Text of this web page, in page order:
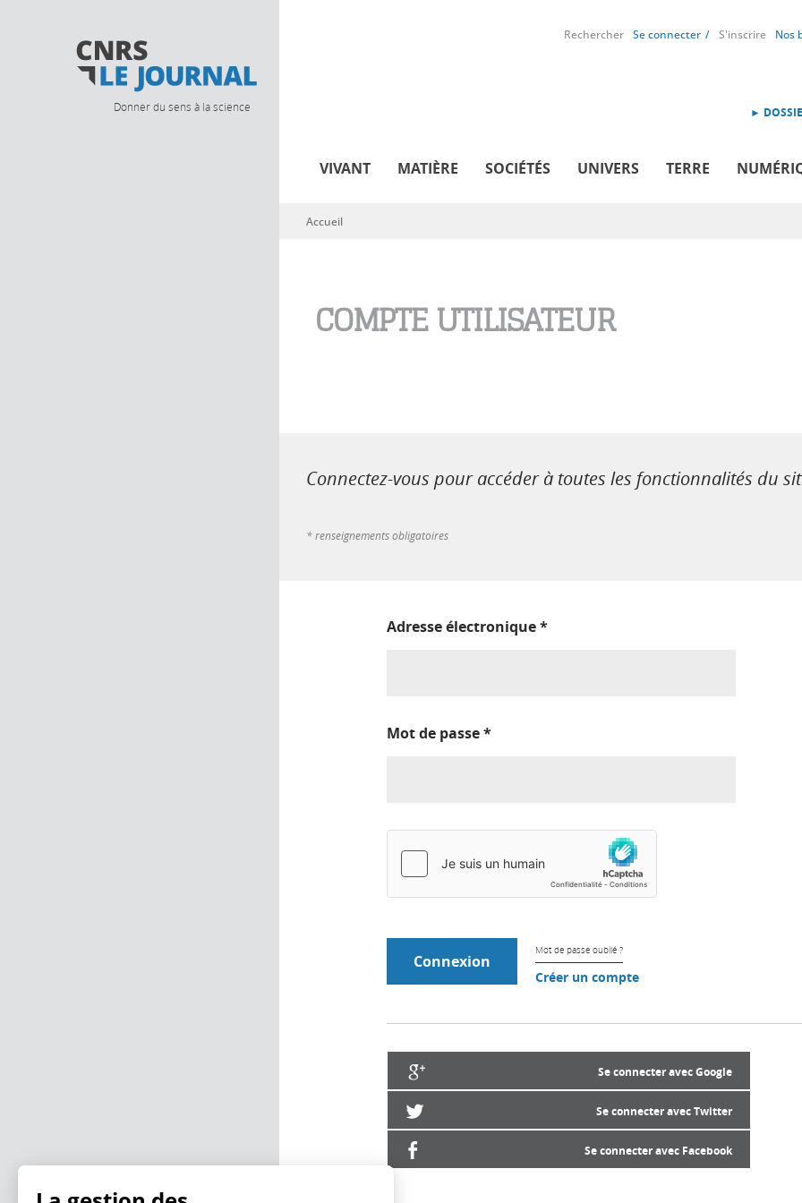
Donner du sens à la science
Rechercher Se connecter S'inscrire Nos
►
VIVANT MATIÈRE SOCIÉTÉS UNIVERS TERRE
Vous êtes ici
Accueil
COMPTE UTILISATEUR
Connectez-vous pour accéder à toutes les fonctionnalités du
* renseignements obligatoires
Adresse électronique*
Mot de passe*
Mot de passe oublié ?
Créer un compte
Se connecter avec Google
Se connecter avec Twitter
Se connecter avec Facebook